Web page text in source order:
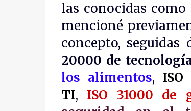
las conocidas como
mencioné
concepto, seguidas
20000 de
los alimentos,
TI, ISO 31000 de